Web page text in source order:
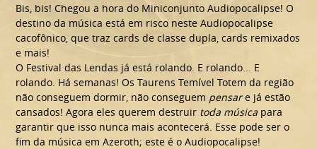
Bis, bis! Chegou a hora do Miniconjunto Audiopocalipse!O
destino da música está em risco neste Audiopocalipse
cacofônico, que traz cards de classe dupla, cards remixados
e mais!
O Festival das Lendas já está rolando. E rolando... E
rolando. Há semanas! Os Taurens Temível Totem da região
não conseguem dormir, não conseguem pensare já estão
cansados! Agora eles querem destruir toda música para
garantir que isso nunca mais acontecerá. Esse pode ser o
fim da música em Azeroth; este é o Audiopocalipse!